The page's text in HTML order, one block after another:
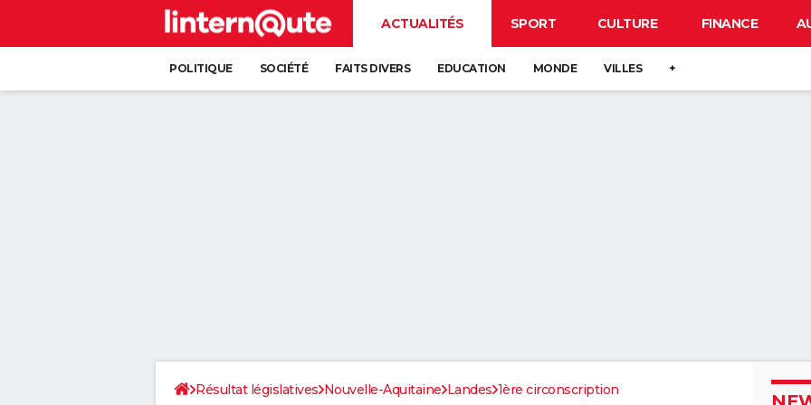
ACTUALITÉS SPORT CULTURE FINANCE
POLITIQUE SOCIÉTÉ FAITS DIVERS EDUCATION MONDE VILLES +
Résultat législatives Nouvelle-Aquitaine Landes 1ère circonscription